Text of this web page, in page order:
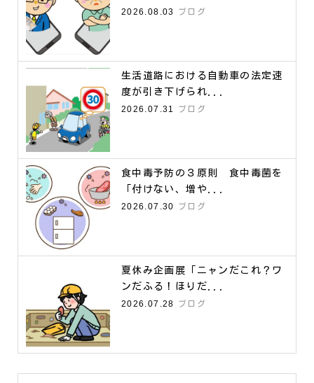
2026.08.03
ブログ
生活道路における自動車の法定速
度が引き下げられ...
2026.07.31
ブログ
食中毒予防の３原則 食中毒菌を
「付けない、増や...
2026.07.30
ブログ
夏休み企画展「ニャンだこれ？ワ
ンだふる！ほりだ...
2026.07.28
ブログ